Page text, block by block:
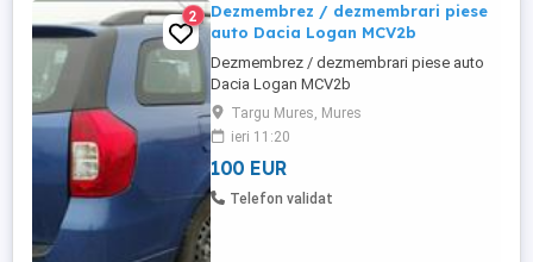
2
Dezmembrez / dezmembrari piese
auto Dacia Logan MCV2b
Dezmembrez / dezmembrari piese auto
Dacia Logan MCV2b
Targu Mures, Mures
ieri 11:20
100 EUR
Telefon validat